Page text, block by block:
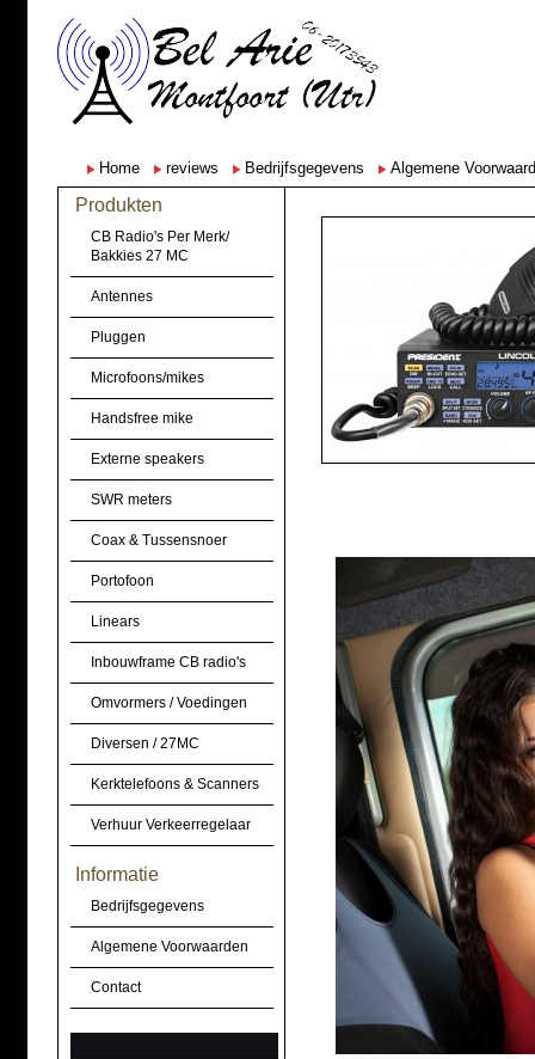
Home reviews Bedrijfsgegevens Algemene
Produkten
CB Radio's Per Merk/
Bakkies 27 MC
Antennes
Pluggen
Microfoons/mikes
Handsfree mike
Externe speakers
SWR meters
Coax & Tussensnoer
Portofoon
Linears
Inbouwframe CB radio's
Omvormers / Voedingen
Diversen / 27MC
Kerktelefoons & Scanners
Verhuur Verkeerregelaar
Informatie
Bedrijfsgegevens
Algemene Voorwaarden
Contact